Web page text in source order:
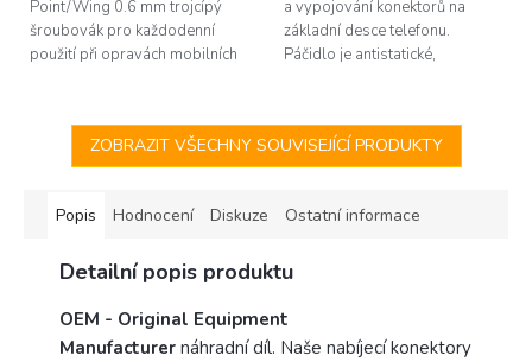
Point/Wing 0.6 mm trojcípý
šroubovák pro každodenní
použití při opravách mobilních
špičku v oboru...
a vypojování konektorů na
základní desce telefonu.
Páčidlo je antistatické,
statickou...
ZOBRAZIT VŠECHNY SOUVISEJÍCÍ PRODUKTY
Popis Hodnocení Diskuze Ostatní informace
Detailní popis produktu
OEM - Original Equipment
Manufacturer náhradní díl. Naše nabíjecí konektory